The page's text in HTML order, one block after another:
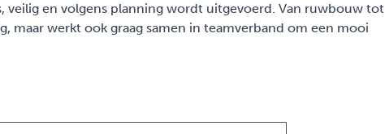
veilig en volgens planning wordt uitgevoerd. Van ruwbouw tot
maar werkt ook graag samen in teamverband om een mooi